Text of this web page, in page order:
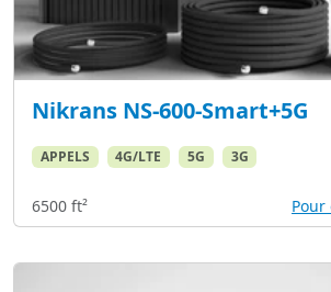
Nikrans NS-600-Smart+5G
APPELS 4G/LTE 5G 3G
6500 ft² Pour